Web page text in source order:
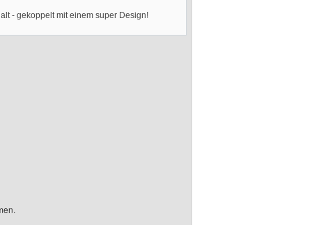
- gekoppelt mit einem super Design!